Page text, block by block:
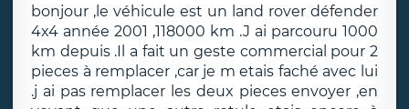
bonjour ,le véhicule est un land rover défender
4x4 année 2001 ,118000 km .J ai parcouru 1000
km depuis .Il a fait un geste commercial pour 2
pieces à remplacer ,car je m etais faché avec lui
.j ai pas remplacer les deux pieces envoyer ,en